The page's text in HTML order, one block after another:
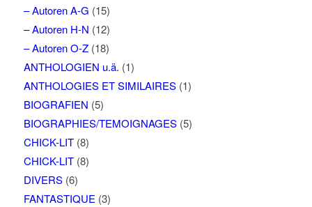
– Autoren A-G (15)
– Autoren H-N (12)
– Autoren O-Z(18)
ANTHOLOGIEN u.ä. (1)
ANTHOLOGIES ET SIMILAIRES(1)
BIOGRAFIEN (5)
BIOGRAPHIES/TEMOIGNAGES(5)
CHICK-LIT(8)
CHICK-LIT(8)
DIVERS(6)
FANTASTIQUE (3)